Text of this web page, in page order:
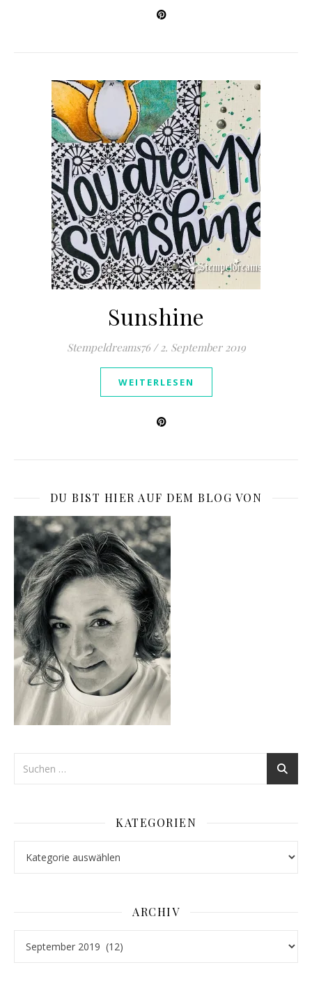
Sunshine
Stempeldreams76 / 2. September 2019
WEITERLESEN
DU BIST HIER AUF DEM BLOG VON
KATEGORIEN
ARCHIV